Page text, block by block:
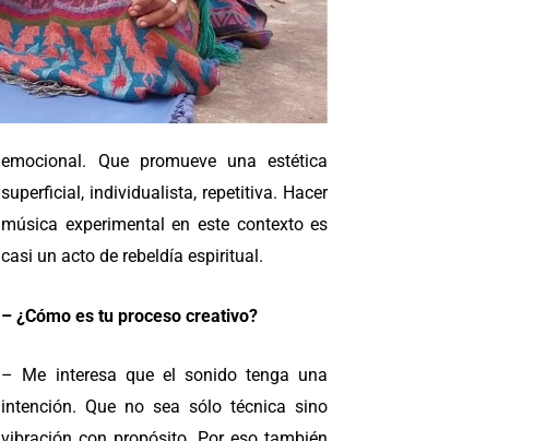
emocional. Que promueve una estética
superficial, individualista, repetitiva. Hacer
música experimental en este contexto es
casi un acto de rebeldía espiritual.
– ¿Cómo es tu proceso creativo?
– Me interesa que el sonido tenga una
intención. Que no sea sólo técnica sino